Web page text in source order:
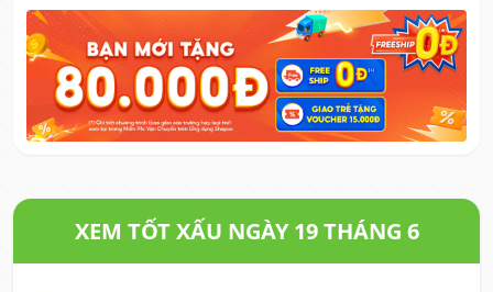
XEM TỐT XẤU NGÀY 19 THÁNG 6